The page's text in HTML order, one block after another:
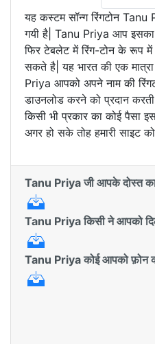
यह कस्टम सॉन्ग रिंगटोन Tanu
गयी है| Tanu Priya आप इसका
फिर टेबलेट में रिंग-टोन के रूप में
सकते है| यह भारत की एक
Priya आपको अपने नाम की
डाउनलोड करने को प्रदान
किसी भी प्रकार का कोई पैसा
अगर हो सके तोह हमारी साइट
Tanu Priya जी आपके दोस्त
Tanu Priya किसी ने आपको
Tanu Priya कोई आपको फ़ोन